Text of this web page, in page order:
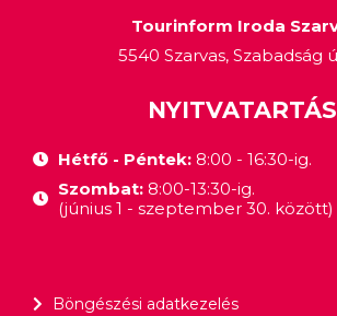
Tourinform Iroda
5540 Szarvas, Szabadság
Hétfő - Péntek:8:00 - 16:30-ig.
Szombat: 8:00-13:30-ig.
(június 1 - szeptember 30. között)
Böngészési adatkezelés